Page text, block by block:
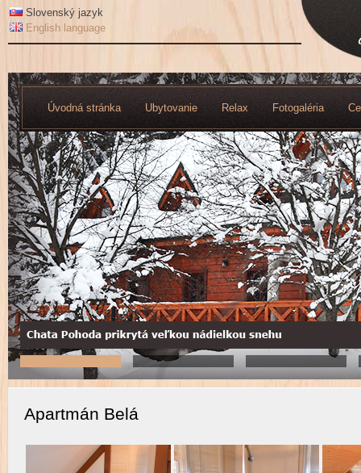
Slovenský jazyk
English language
Úvodná stránka Ubytovanie Relax Fotogaléria
Apartmán Belá